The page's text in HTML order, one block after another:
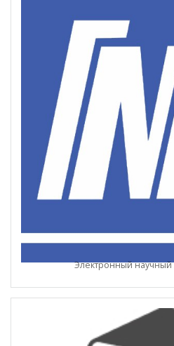
Электронный научный